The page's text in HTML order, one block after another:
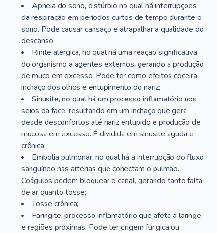
Apneia do sono, distúrbio no qual há interrupções
da respiração em períodos curtos de tempo durante o
sono. Pode causar cansaço e atrapalhar a qualidade do
descanso;
Rinite alérgica, no qual há uma reação significativa
do organismo a agentes externos, gerando a produção
de muco em excesso. Pode ter como efeitos coceira,
inchaço dos olhos e entupimento do nariz;
Sinusite, no qual há um processo inflamatório nos
seios da face, resultando em um inchaço que gera
desde desconfortos até nariz entupido e produção de
mucosa em excesso. É dividida em sinusite aguda e
crônica;
Embolia pulmonar, no qual há a interrupção do fluxo
sanguíneo nas artérias que conectam o pulmão.
Coágulos podem bloquear o canal, gerando tanto falta
de ar quanto tosse;
Tosse crônica;
Faringite, processo inflamatório que afeta a laringe
e regiões próximas. Pode ter origem fúngica ou